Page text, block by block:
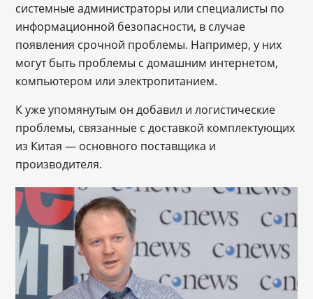
системные администраторы или специалисты по
информационной безопасности, в случае
появления срочной проблемы. Например, у них
могут быть проблемы с домашним интернетом,
компьютером или электропитанием.
К уже упомянутым он добавил и логистические
проблемы, связанные с доставкой комплектующих
из Китая — основного поставщика и
производителя.